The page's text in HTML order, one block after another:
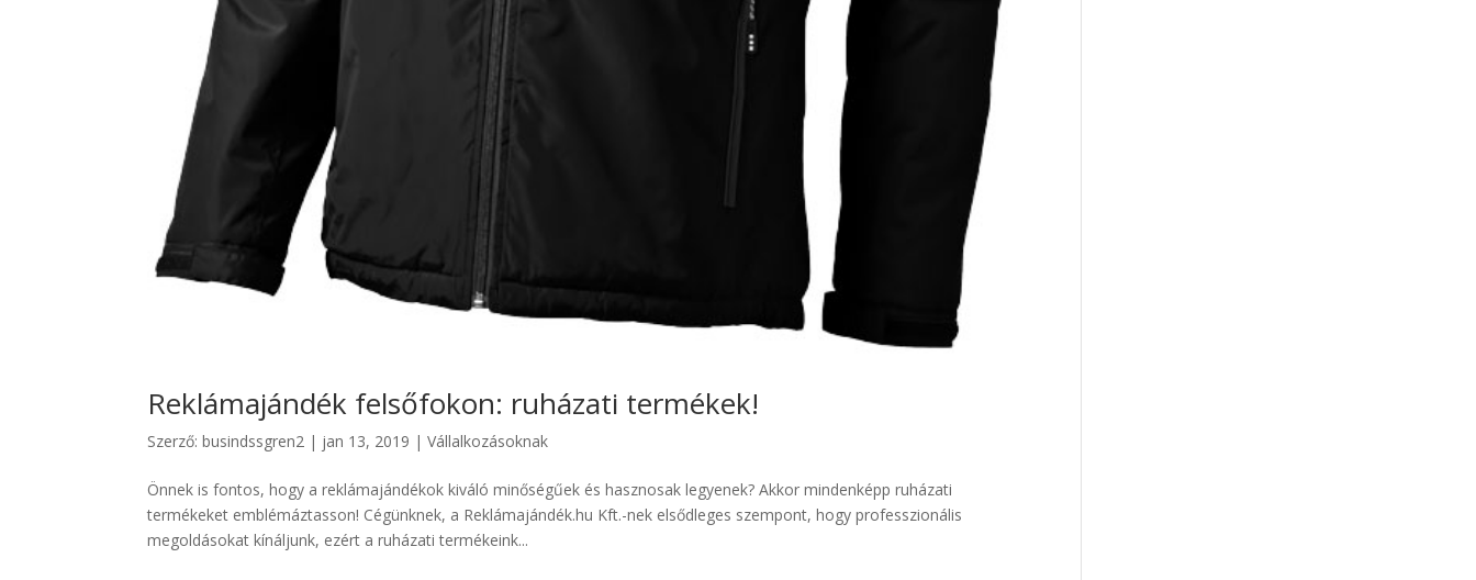
Reklámajándék felsőfokon: ruházati termékek!
Szerző:busindssgren2 | jan 13, 2019 |Vállalkozásoknak
Önnek is fontos, hogy a reklámajándékok kiváló minőségűek és hasznosak legyenek? Akkor mindenképp ruházati
termékeket emblémáztasson! Cégünknek, a Reklámajándék.hu Kft.-nek elsődleges szempont, hogy professzionális
megoldásokat kínáljunk, ezért a ruházati termékeink...